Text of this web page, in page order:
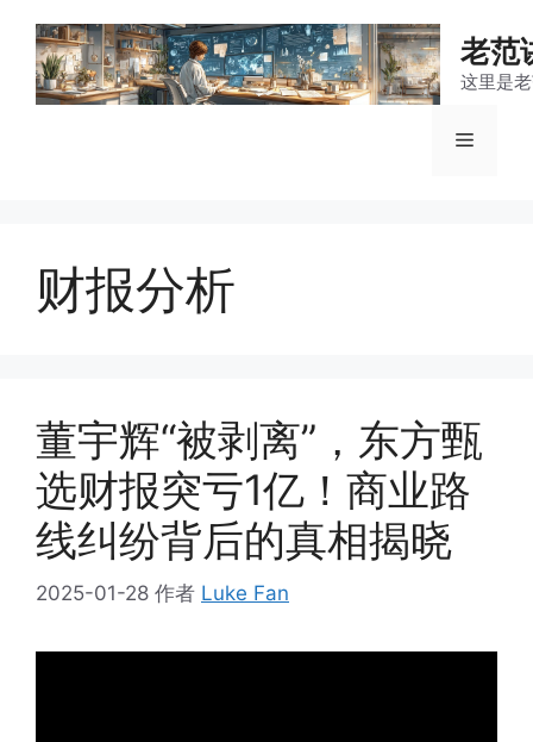
老范
这里是
菜
财报分析
董宇辉“被剥离”，东方甄
选财报突亏1亿！商业路
线纠纷背后的真相揭晓
2025-01-28 作者 Luke Fan